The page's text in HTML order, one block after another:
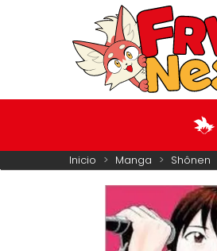
Inicio > Manga > Shônen